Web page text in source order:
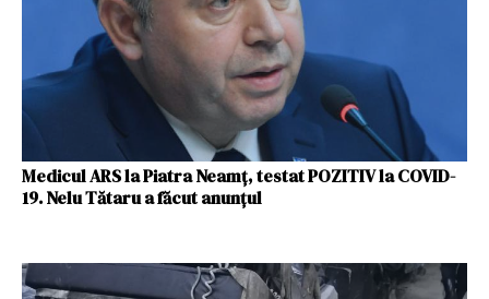
Medicul ARS la Piatra Neamț, testat POZITIV la COVID-
19. Nelu Tătaru a făcut anunțul